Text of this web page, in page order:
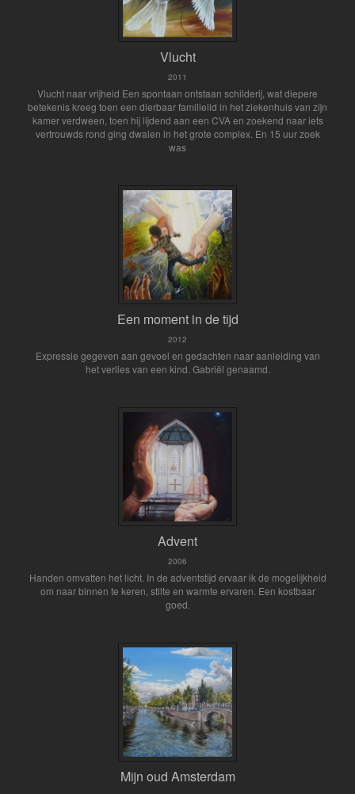
Vlucht
2011
Vlucht naar vrijheid Een spontaan ontstaan schilderij, wat diepere
betekenis kreeg toen een dierbaar familielid in het ziekenhuis van zijn
kamer verdween, toen hij lijdend aan een CVA en zoekend naar iets
vertrouwds rond ging dwalen in het grote complex. En 15 uur zoek
was
Een moment in de tijd
2012
Expressie gegeven aan gevoel en gedachten naar aanleiding van
het verlies van een kind. Gabriël genaamd.
Advent
2006
Handen omvatten het licht. In de adventstijd ervaar ik de mogelijkheid
om naar binnen te keren, stilte en warmte ervaren. Een kostbaar
goed.
Mijn oud Amsterdam